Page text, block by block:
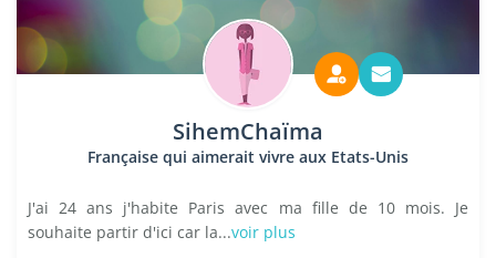
SihemChaïma
Française qui aimerait vivre aux Etats-Unis
J'ai 24 ans j'habite Paris avec ma fille de 10 mois. Je
souhaite partir d'ici car la...voir plus